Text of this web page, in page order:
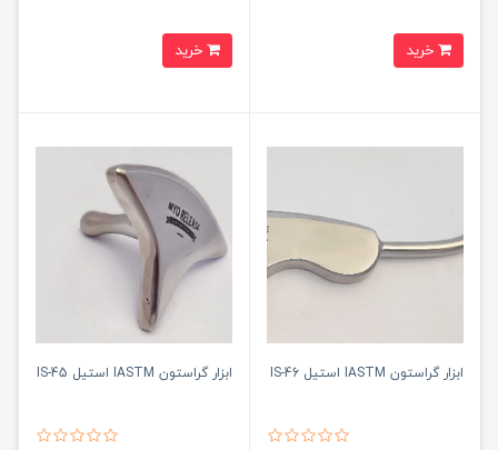
ابزار گراستون IASTM استیل IS-46 ابزار گراستون IASTM استیل IS-45